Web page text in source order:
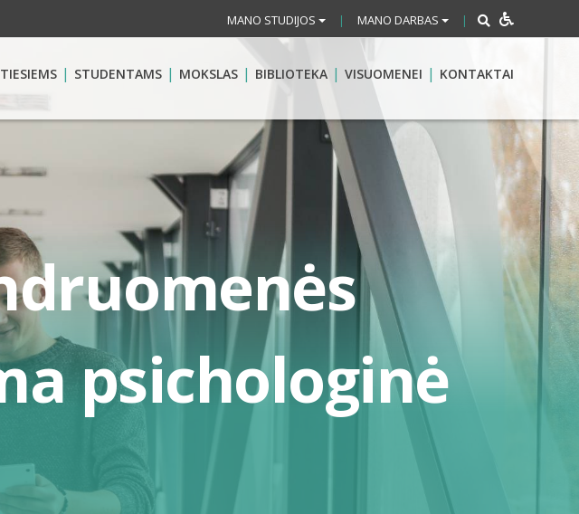
MANO STUDIJOS | MANO DARBAS |
STUDENTAMS MOKSLAS BIBLIOTEKA VISUOMENEI KONTAKTAI
psichologinė